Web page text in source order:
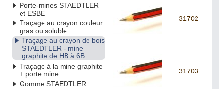
Porte-mines STAEDTLER
et ESBE
Traçage au crayon couleur
gras ou soluble
Traçage au crayon de bois
STAEDTLER - mine
graphite de HB à 6B
Traçage à la mine graphite
+ porte mine
Gomme STAEDTLER
31702
31703